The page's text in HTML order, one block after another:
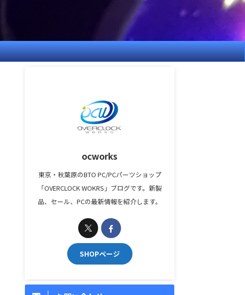
ocworks
東京・秋葉原のBTO PC/PCパーツショップ
「OVERCLOCK WOKRS」ブログです。新製
品、セール、PCの最新情報を紹介します。
SHOPページ